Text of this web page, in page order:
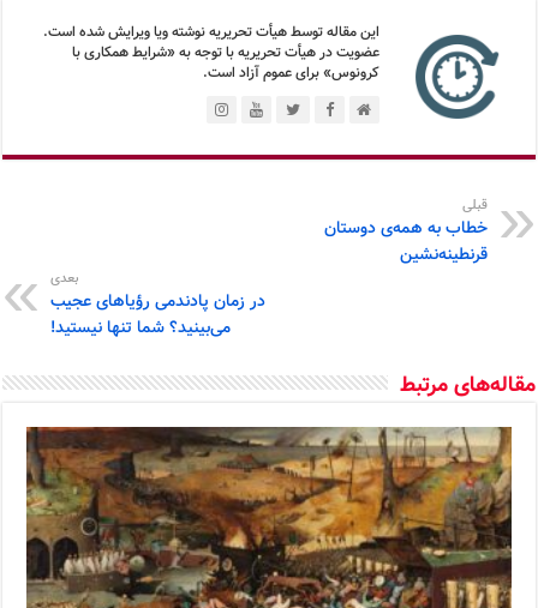
این مقاله توسط هیأت تحریریه نوشته ویا ویرایش شده است.
عضویت در هیأت تحریریه با توجه به «شرایط همکاری با
کرونوس» برای عموم آزاد است.
قبلی
خطاب به همه‌ی دوستان
قرنطینه‌نشین
بعدی
در زمان پادندمی رؤیاهای عجیب
می‌بینید؟ شما تنها نیستید!
مقاله‌های مرتبط